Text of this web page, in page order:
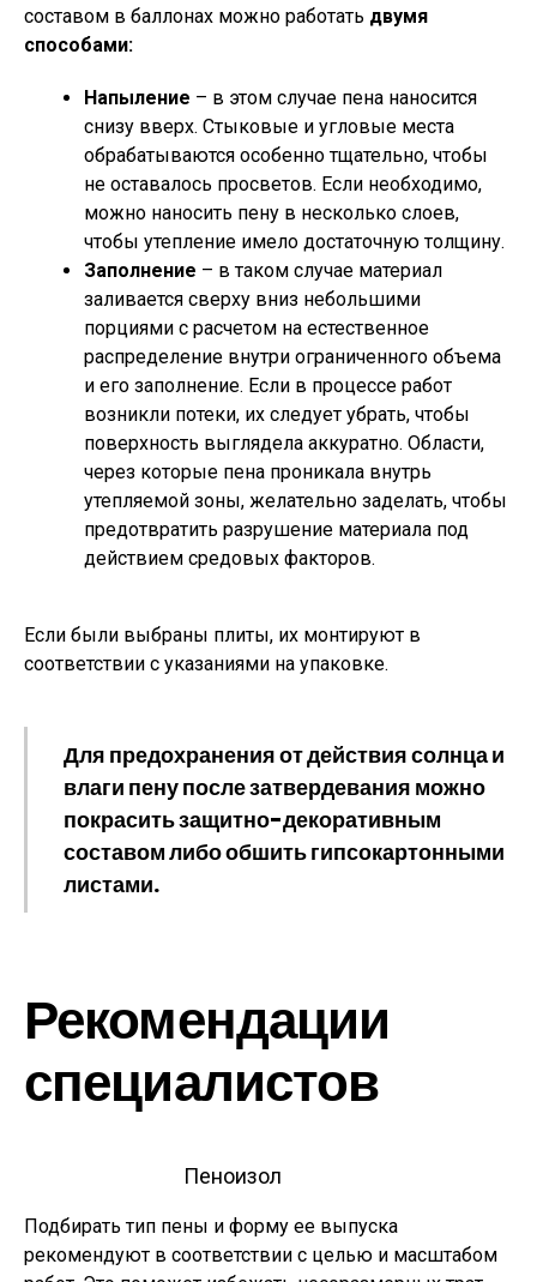
составом в баллонах можно работать двумя
способами:
Напыление – в этом случае пена наносится
снизу вверх. Стыковые и угловые места
обрабатываются особенно тщательно, чтобы
не оставалось просветов. Если необходимо,
можно наносить пену в несколько слоев,
чтобы утепление имело достаточную толщину.
Заполнение – в таком случае материал
заливается сверху вниз небольшими
порциями с расчетом на естественное
распределение внутри ограниченного объема
и его заполнение. Если в процессе работ
возникли потеки, их следует убрать, чтобы
поверхность выглядела аккуратно. Области,
через которые пена проникала внутрь
утепляемой зоны, желательно заделать, чтобы
предотвратить разрушение материала под
действием средовых факторов.
Если были выбраны плиты, их монтируют в
соответствии с указаниями на упаковке.
Для предохранения от действия солнца и
влаги пену после затвердевания можно
покрасить защитно-декоративным
составом либо обшить гипсокартонными
листами.
Рекомендации
специалистов
Пеноизол
Подбирать тип пены и форму ее выпуска
рекомендуют в соответствии с целью и масштабом